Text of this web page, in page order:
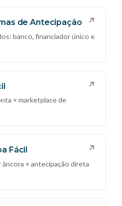
de Antecipação ↗
banco, financiador único e
↗
× marketplace de
Fácil ↗
× antecipação direta